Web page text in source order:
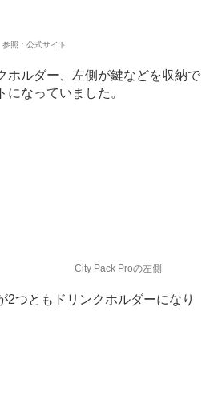
参照：公式サイト
ホルダー、左側が鍵などを収納で
になっていました。
City Pack Proの左側
2つともドリンクホルダーになり